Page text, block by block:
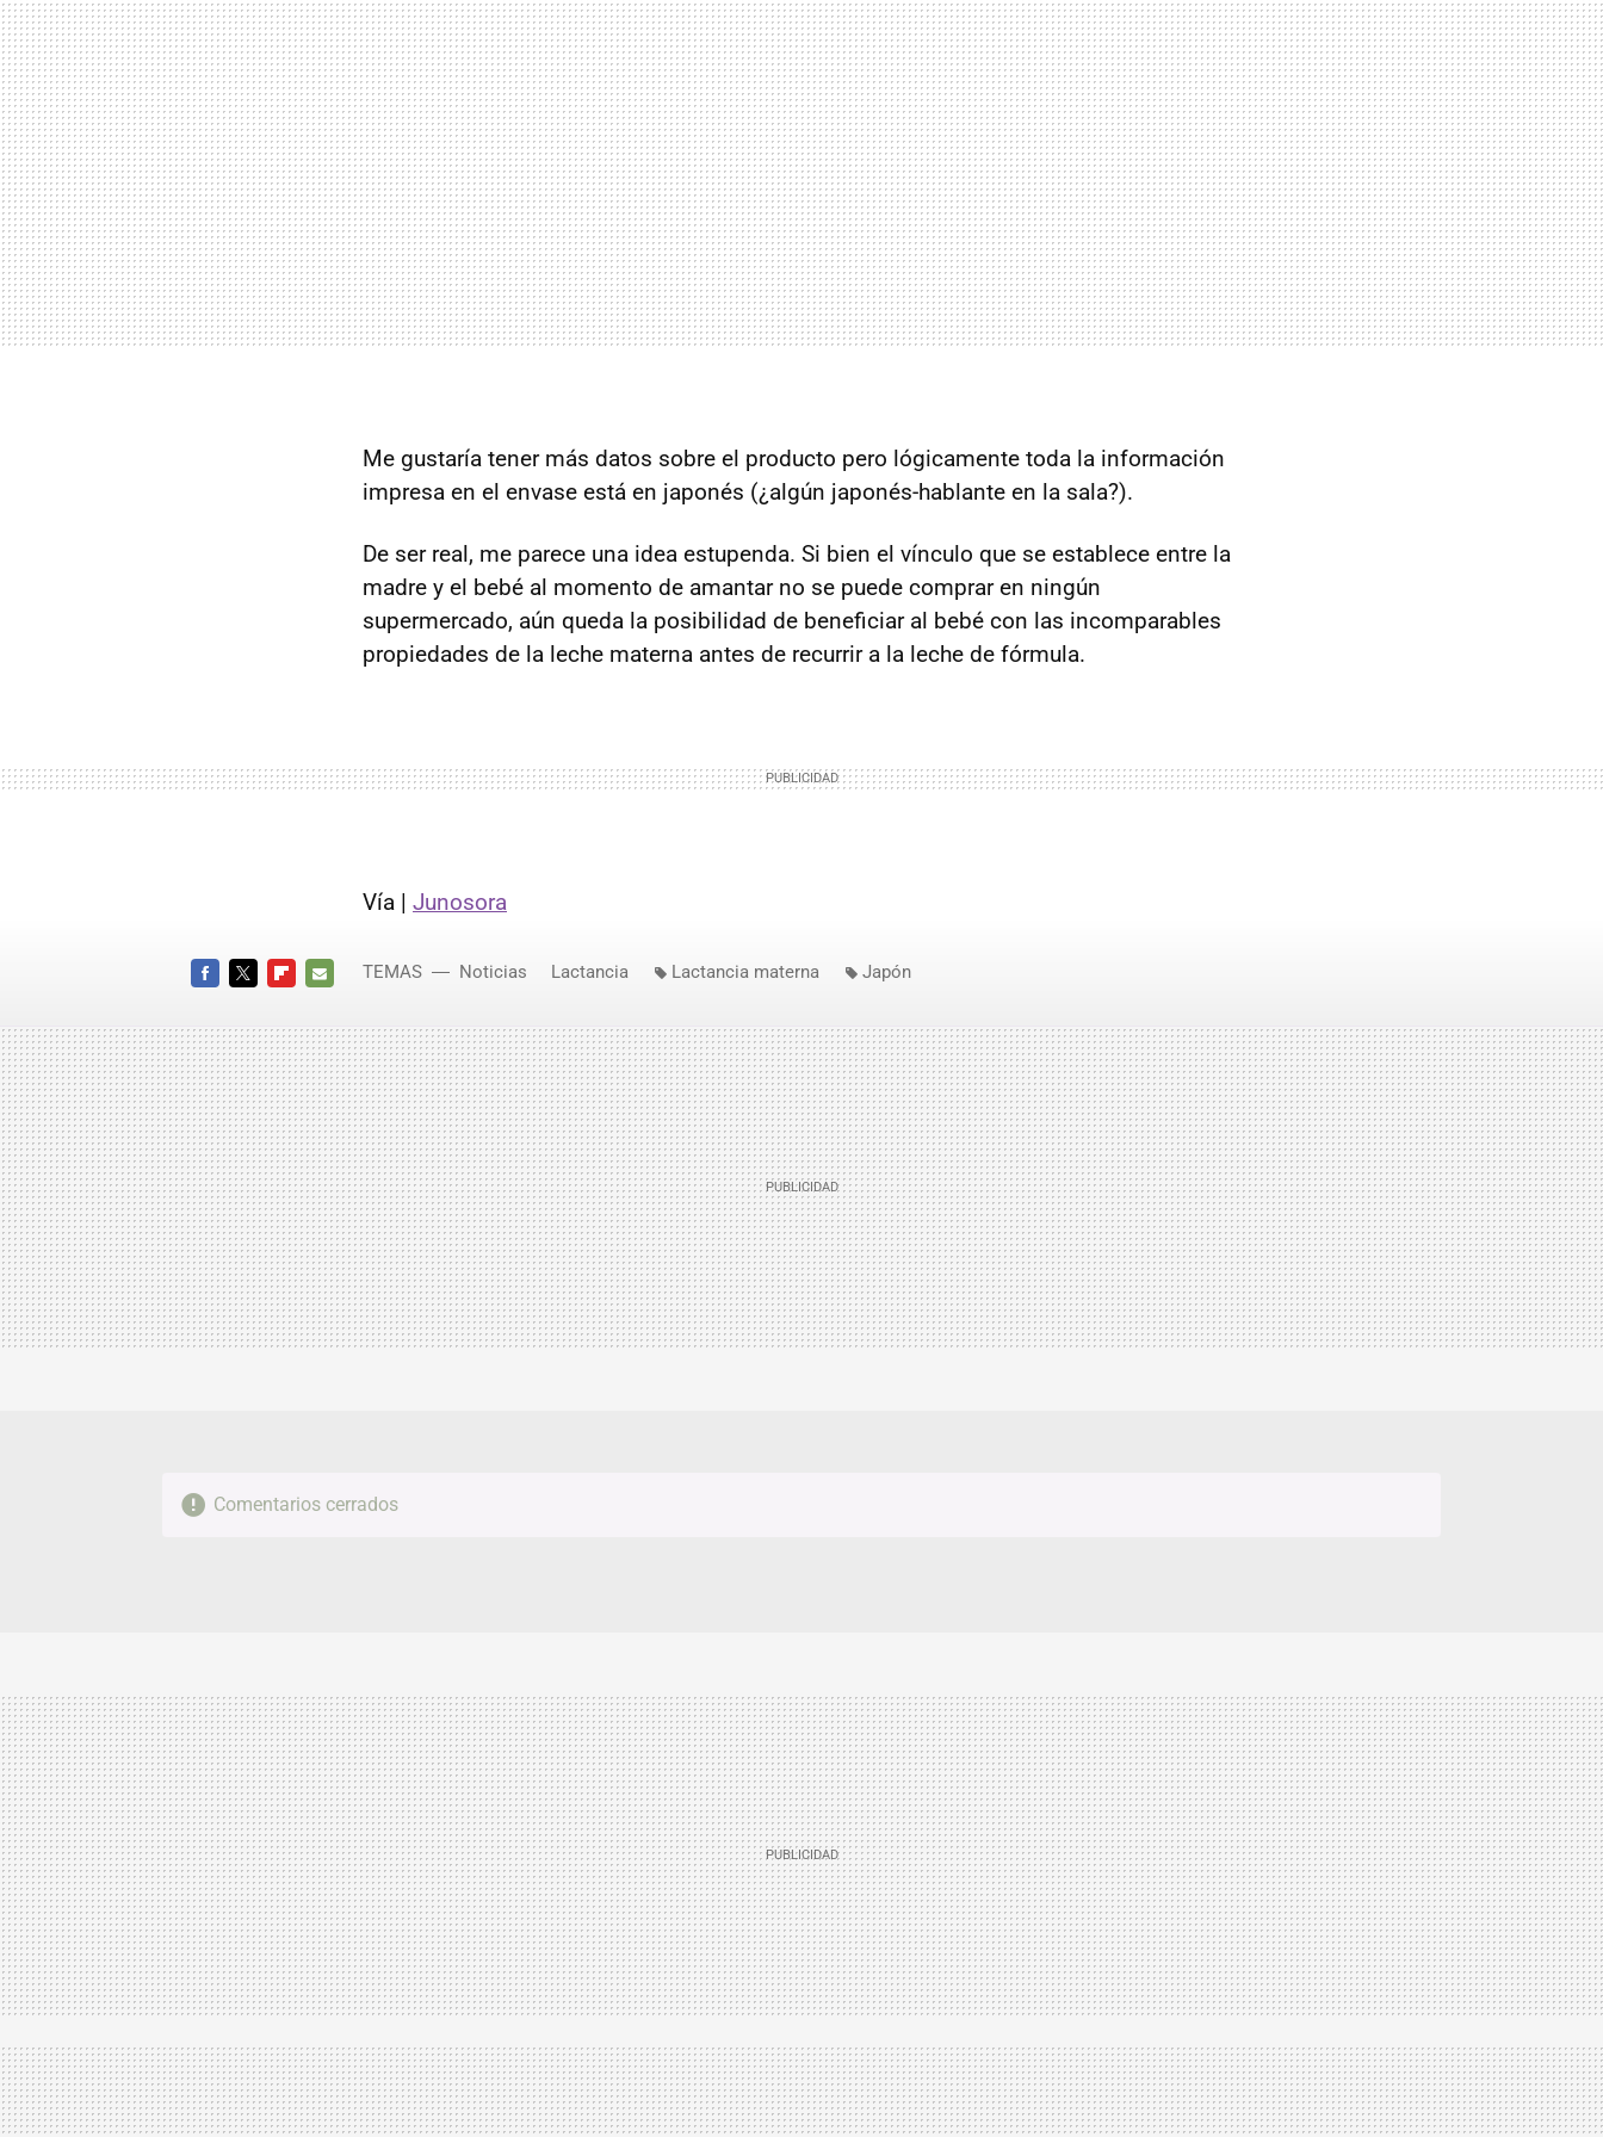
Me gustaría tener más datos sobre el producto pero lógicamente toda la información
impresa en el envase está en japonés (¿algún japonés-hablante en la sala?).
De ser real, me parece una idea estupenda. Si bien el vínculo que se establece entre la
madre y el bebé al momento de amantar no se puede comprar en ningún
supermercado, aún queda la posibilidad de beneficiar al bebé con las incomparables
propiedades de la leche materna antes de recurrir a la leche de fórmula.
Vía | Junosora
MAIL
TEMAS Noticias Lactancia Lactancia materna Japón
Comentarios cerrados